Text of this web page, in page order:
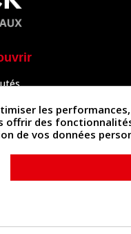
Accessoires
les
des
de vos données